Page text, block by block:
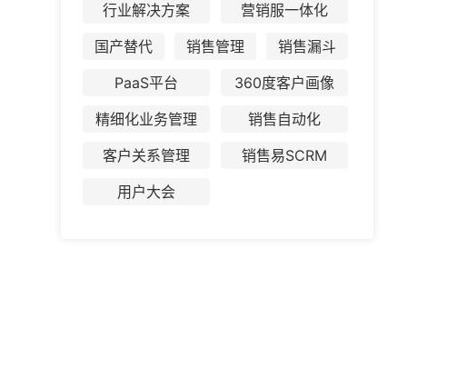
行业解决方案
营销服一体化
国产替代
销售管理
销售漏斗
PaaS平台
360度客户画像
精细化业务管理
销售自动化
客户关系管理
销售易SCRM
用户大会